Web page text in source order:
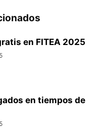
en FITEA 2025
en tiempos de